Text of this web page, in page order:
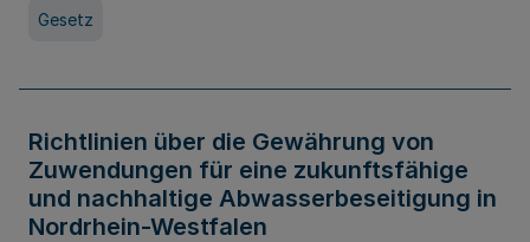
Gesetz
Richtlinien über die Gewährung von
Zuwendungen für eine zukunftsfähige
und nachhaltige Abwasserbeseitigung in
Nordrhein-Westfalen